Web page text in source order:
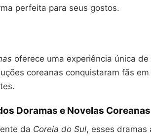
perfeita para seus gostos.
oferece uma experiência única
coreanas conquistaram fãs
Doramas e Novelas Coreanas
da Coreia do Sul, esses dramas